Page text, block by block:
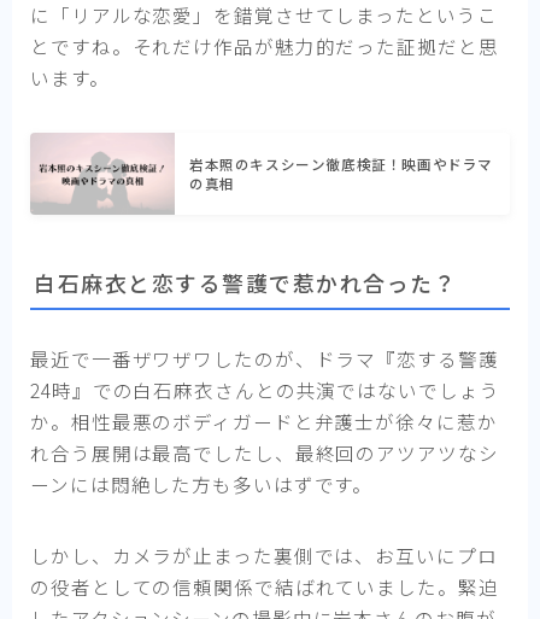
に「リアルな恋愛」を錯覚させてしまったというこ
とですね。それだけ作品が魅力的だった証拠だと思
います。
岩本照のキスシーン徹底検証！映画やドラマ
の真相
白石麻衣と恋する警護で惹かれ合った？
最近で一番ザワザワしたのが、ドラマ『恋する警護
24時』での白石麻衣さんとの共演ではないでしょう
か。相性最悪のボディガードと弁護士が徐々に惹か
れ合う展開は最高でしたし、最終回のアツアツなシ
ーンには悶絶した方も多いはずです。
しかし、カメラが止まった裏側では、お互いにプロ
の役者としての信頼関係で結ばれていました。緊迫